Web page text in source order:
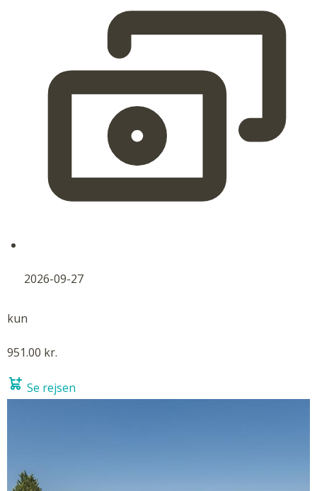
2026-09-27
kun
951.00 kr.
Se rejsen